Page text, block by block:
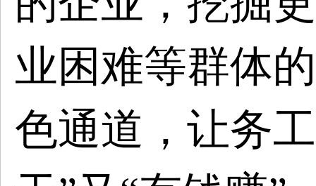
业困难等群体
色通道，让务